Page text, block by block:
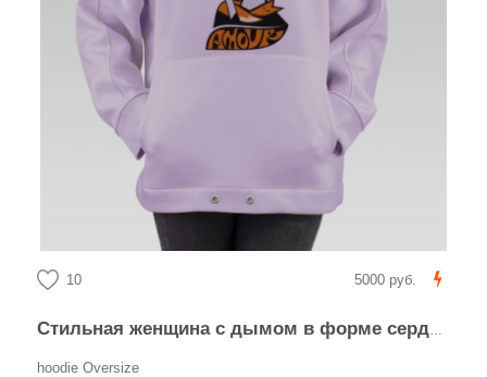
10 5000 руб.
Стильная женщина с дымом в форме сердца AMOUR
hoodie Oversize